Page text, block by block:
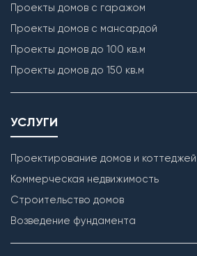
Проекты домов с гаражом
Проекты домов с мансардой
Проекты домов до 100 кв.м
Проекты домов до 150 кв.м
УСЛУГИ
Проектирование домов и коттеджей
Коммерческая недвижимость
Строительство домов
Возведение фундамента